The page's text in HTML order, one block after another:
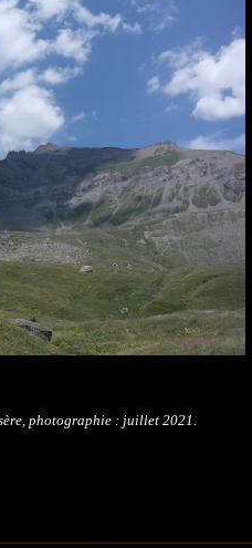
photographie : juillet 2021.